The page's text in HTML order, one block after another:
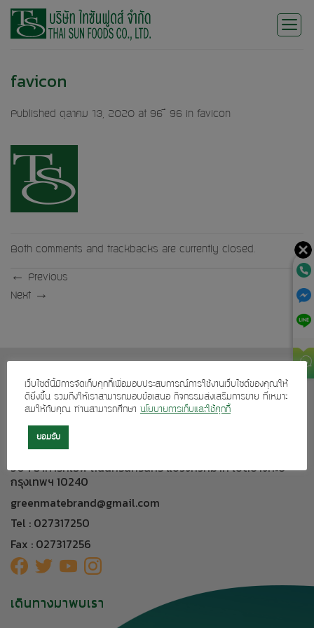
Skip
favicon
Published ตุลาคม 13, 2020 at 96 × 96 in favicon
Both comments and trackbacks are currently closed.
←
Previous
Next →
เกี่ยวกับเรา
บริการลูกค้า
ผลิตภัณฑ์ของเรา
ติดต่อเรา
304 อาคารทีเอฟ ถนนศรีนครินทร์ แขวงหัวหมาก เขตบางกะปิ
กรุงเทพฯ 10240
greenmatebrand@gmail.com
Tel : 027317250
Fax : 027317256
เดินทางมาพบเรา
เว็บไซต์นี้มีการจัดเก็บคุกกี้เพื่อมอบประสบการณ์การใช้งานเว็บไซต์ของคุณให้
ดียิ่งขึ้น รวมถึงให้เราสามารถมอบข้อเสนอ กิจกรรมส่งเสริมการขาย ที่เหมาะ
สมให้กับคุณ ท่านสามารถศึกษา นโยบายการเก็บและใช้คุกกี้
ยอมรับ